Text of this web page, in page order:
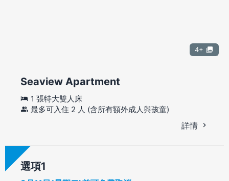
4+
Seaview Apartment
1 張特大雙人床
最多可入住 2 人 (含所有額外成人與孩童)
詳情
選項